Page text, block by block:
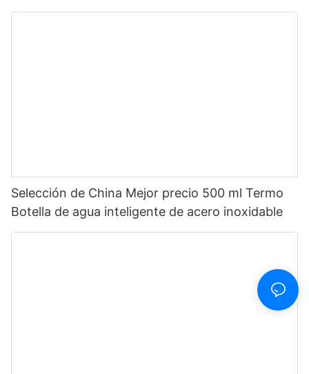
doble de selección de China con LED1
Selección de China Mejor precio 500 ml Termo
Botella de agua inteligente de acero inoxidable